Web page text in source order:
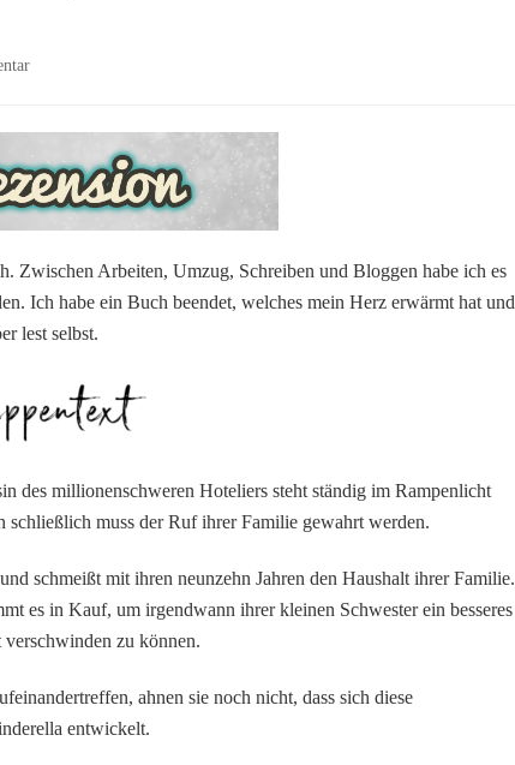
zu
like
a
Fairytale:
Prinzessin
Laine
Zwischen Arbeiten, Umzug, Schreiben und Bloggen habe ich es
Ich habe ein Buch beendet, welches mein Herz erwärmt hat und
lest selbst.
des millionenschweren Hoteliers steht ständig im Rampenlicht
muss der Ruf ihrer Familie gewahrt werden.
schmeißt mit ihren neunzehn Jahren den Haushalt ihrer Familie.
es in Kauf, um irgendwann ihrer kleinen Schwester ein besseres
verschwinden zu können.
ahnen sie noch nicht, dass sich diese
entwickelt.